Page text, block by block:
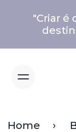
"Criar é
Home